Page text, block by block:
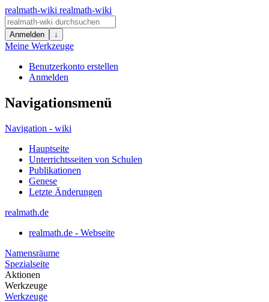
realmath-wiki realmath-wiki
Anmelden ↓
Meine Werkzeuge
Benutzerkonto erstellen
Anmelden
Navigationsmenü
Navigation - wiki
Hauptseite
Unterrichtsseiten von Schulen
Publikationen
Genese
Letzte Änderungen
realmath.de
realmath.de - Webseite
Namensräume
Spezialseite
Aktionen
Werkzeuge
Werkzeuge